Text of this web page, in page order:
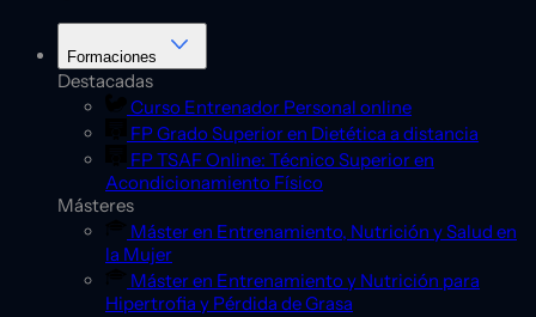
Formaciones
Destacadas
Curso Entrenador Personal online
FP Grado Superior en Dietética a distancia
FP TSAF Online: Técnico Superior en
Acondicionamiento Físico
Másteres
Máster en Entrenamiento, Nutrición y Salud en
la Mujer
Máster en Entrenamiento y Nutrición para
Hipertrofia y Pérdida de Grasa